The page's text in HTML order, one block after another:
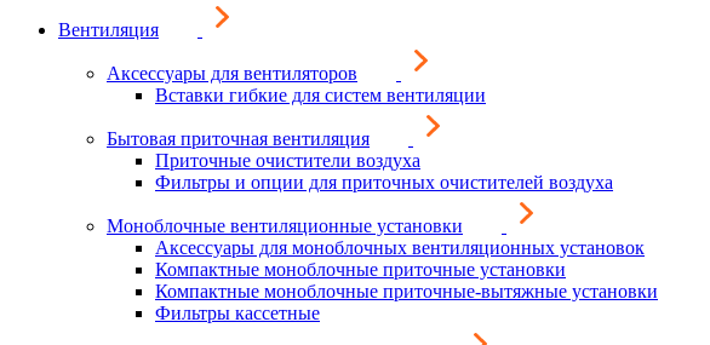
Вентиляция
Аксессуары для вентиляторов
Вставки гибкие для систем вентиляции
Бытовая приточная вентиляция
Приточные очистители воздуха
Фильтры и опции для приточных очистителей воздуха
Моноблочные вентиляционные установки
Аксессуары для моноблочных вентиляционных установок
Компактные моноблочные приточные установки
Компактные моноблочные приточные-вытяжные установки
Фильтры кассетные